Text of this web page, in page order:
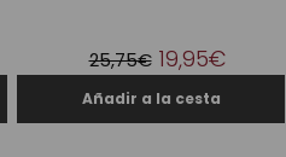
25,75€ 19,95€